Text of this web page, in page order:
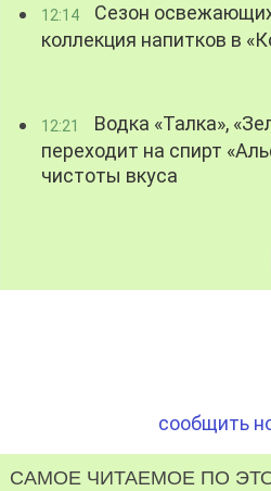
12:14
Сезон
коллекция напитков в
12:21
Водка «Талка»,
переходит на спирт
чистоты вкуса
сообщить
САМОЕ ЧИТАЕМОЕ ПО